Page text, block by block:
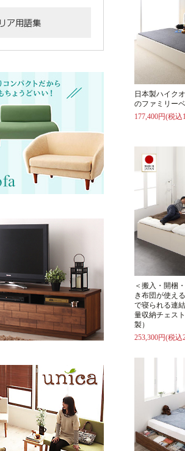
日本製ハイク
のファミリー
177,400円(税込
＜搬入・開梱
き布団が使え
で寝られる連
量収納チェス
製）
253,300円(税込